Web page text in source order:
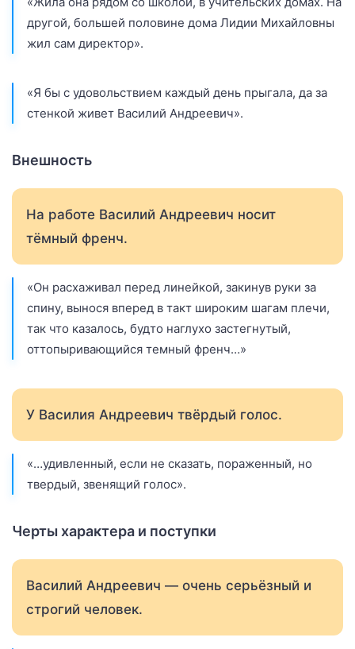
другой, большей половине дома Лидии Михайловны
жил сам директор».
«Я бы с удовольствием каждый день прыгала, да за
стенкой живет Василий Андреевич».
Внешность
На работе Василий Андреевич носит
тёмный френч.
«Он расхаживал перед линейкой, закинув руки за
спину, вынося вперед в такт широким шагам плечи,
так что казалось, будто наглухо застегнутый,
оттопыривающийся темный френч…»
У Василия Андреевич твёрдый голос.
«…удивленный, если не сказать, пораженный, но
твердый, звенящий голос».
Черты характера и поступки
Василий Андреевич — очень серьёзный и
строгий человек.